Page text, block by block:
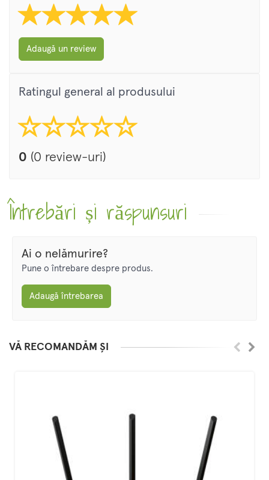
Adaugă un review
Ratingul general al produsului
0 (0 review-uri)
Întrebări și răspunsuri
Ai o nelămurire?
Pune o întrebare despre produs.
Adaugă întrebarea
VĂ RECOMANDĂM ȘI